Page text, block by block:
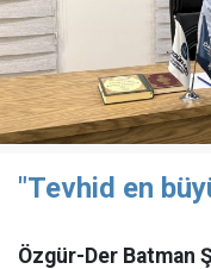
"Tevhid en
Özgür-Der Batman